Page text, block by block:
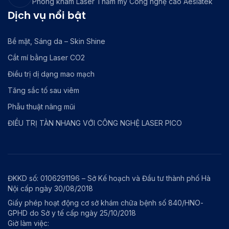
Dịch vụ nổi bật
Bề mặt, Sáng da – Skin Shine
Cắt mí bằng Laser CO2
Điều trị dị dạng mao mạch
Tăng sắc tố sau viêm
Phẫu thuật nâng mũi
ĐIỀU TRỊ TÀN NHANG VỚI CÔNG NGHỆ LASER PICO
ĐKKD số: 0106291196 – Sở Kế hoạch và Đầu tư thành phố Hà
Nội cấp ngày 30/08/2018
Giấy phép hoạt động cơ sở khám chữa bệnh số 840/HNO-
GPHD do Sở y tế cấp ngày 25/10/2018
Giờ làm việc: